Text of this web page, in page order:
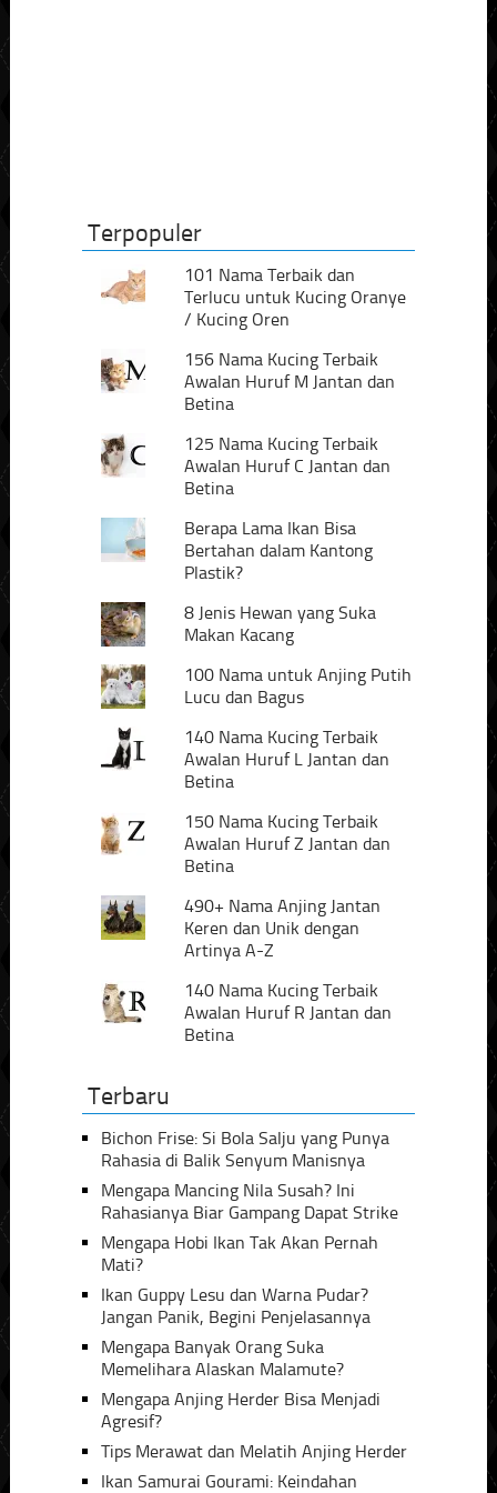
Terpopuler
101 Nama Terbaik dan
Terlucu untuk Kucing Oranye
/ Kucing Oren
156 Nama Kucing Terbaik
Awalan Huruf M Jantan dan
Betina
125 Nama Kucing Terbaik
Awalan Huruf C Jantan dan
Betina
Berapa Lama Ikan Bisa
Bertahan dalam Kantong
Plastik?
8 Jenis Hewan yang Suka
Makan Kacang
100 Nama untuk Anjing Putih
Lucu dan Bagus
140 Nama Kucing Terbaik
Awalan Huruf L Jantan dan
Betina
150 Nama Kucing Terbaik
Awalan Huruf Z Jantan dan
Betina
490+ Nama Anjing Jantan
Keren dan Unik dengan
Artinya A-Z
140 Nama Kucing Terbaik
Awalan Huruf R Jantan dan
Betina
Terbaru
Bichon Frise: Si Bola Salju yang Punya
Rahasia di Balik Senyum Manisnya
Mengapa Mancing Nila Susah? Ini
Rahasianya Biar Gampang Dapat Strike
Mengapa Hobi Ikan Tak Akan Pernah
Mati?
Ikan Guppy Lesu dan Warna Pudar?
Jangan Panik, Begini Penjelasannya
Mengapa Banyak Orang Suka
Memelihara Alaskan Malamute?
Mengapa Anjing Herder Bisa Menjadi
Agresif?
Tips Merawat dan Melatih Anjing Herder
Ikan Samurai Gourami: Keindahan